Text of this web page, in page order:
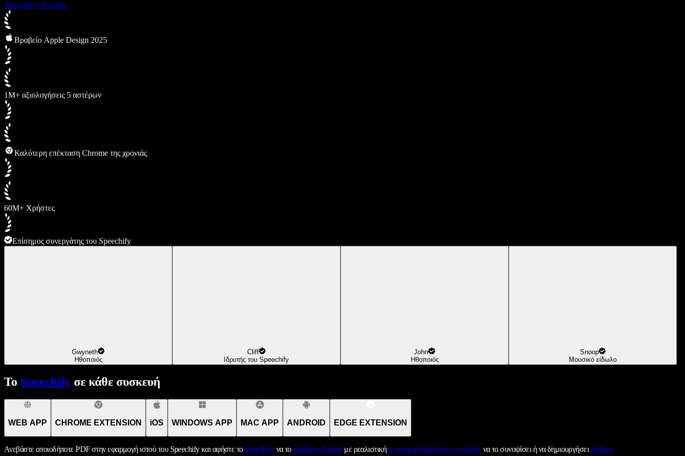
Δοκιμάστε δωρεάν
Βραβείο Apple Design 2025
1M+ αξιολογήσεις 5 αστέρων
Καλύτερη επέκταση Chrome της χρονιάς
60M+ Χρήστες
Επίσημος συνεργάτης του Speechify
Gwyneth
Ηθοποιός
Cliff
Ιδρυτής του Speechify
John
Ηθοποιός
Snoop
Μουσικό είδωλο
Το Speechify σε κάθε συσκευή
WEB APP CHROME EXTENSION iOS WINDOWS APP MAC APP ANDROID EDGE EXTENSION
Ανεβάστε οποιοδήποτε PDF στην εφαρμογή ιστού του Speechify και αφήστε το Speechifyνα τοδιαβάσει δυνατάμε ρεαλιστικήμετατροπή κειμένου σε ομιλία, να το συνοψίσει ή να δημιουργήσειpodcast